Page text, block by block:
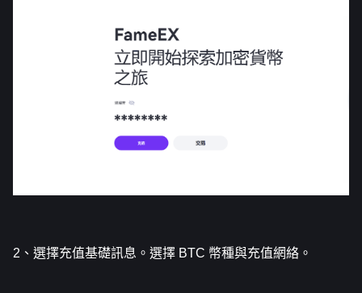
2、選擇充值基礎訊息。選擇 BTC 幣種與充值網絡。